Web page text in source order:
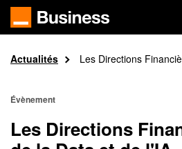
Passer au contenu principal
Accueil
Actualités Les Directions
Évènement
Les Directions